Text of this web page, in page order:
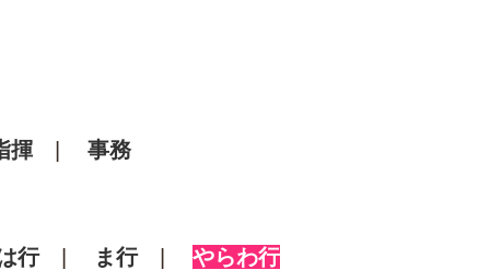
揮 事務
行 ま行 やらわ行